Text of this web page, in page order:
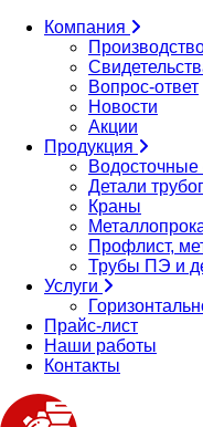
Компания
Вопрос-ответ
Новости
Акции
Продукция
Детали
Краны
Профлист,
Трубы ПЭ и
Услуги
Прайс-лист
Наши работы
Контакты